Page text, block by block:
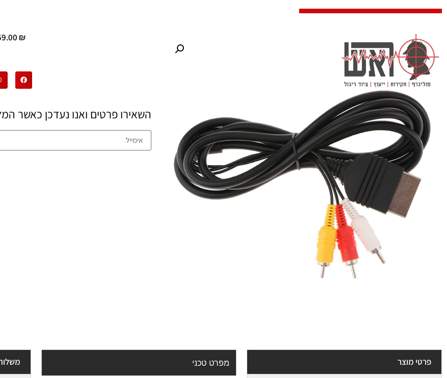
₪
השאירו פרטים ואנו נעדכן כאשר
פרטי מוצר מפרט טכני